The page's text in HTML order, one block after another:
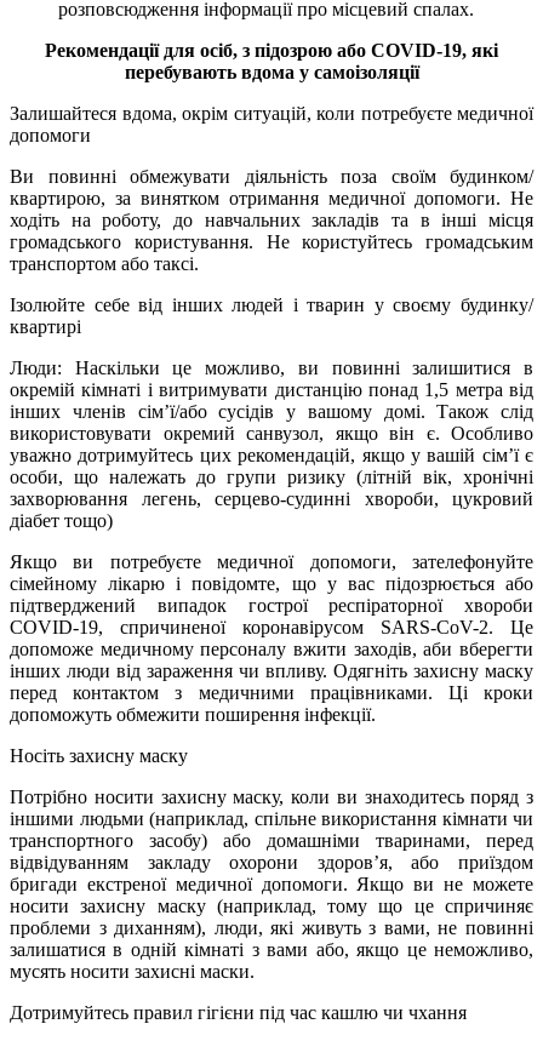
розповсюдження інформації про місцевий спалах.
Рекомендації для осіб, з підозрою або COVID-19, які
перебувають вдома у самоізоляції
Залишайтеся вдома, окрім ситуацій, коли потребуєте медичної
допомоги
Ви повинні обмежувати діяльність поза своїм будинком/
квартирою, за винятком отримання медичної допомоги. Не
ходіть на роботу, до навчальних закладів та в інші місця
громадського користування. Не користуйтесь громадським
транспортом або таксі.
Ізолюйте себе від інших людей і тварин у своєму будинку/
квартирі
Люди: Наскільки це можливо, ви повинні залишитися в
окремій кімнаті і витримувати дистанцію понад 1,5 метра від
інших членів сім’ї/або сусідів у вашому домі. Також слід
використовувати окремий санвузол, якщо він є. Особливо
уважно дотримуйтесь цих рекомендацій, якщо у вашій сім’ї є
особи, що належать до групи ризику (літній вік, хронічні
захворювання легень, серцево-судинні хвороби, цукровий
діабет тощо)
Якщо ви потребуєте медичної допомоги, зателефонуйте
сімейному лікарю і повідомте, що у вас підозрюється або
підтверджений випадок гострої респіраторної хвороби
COVID-19, спричиненої коронавірусом SARS-CoV-2. Це
допоможе медичному персоналу вжити заходів, аби вберегти
інших люди від зараження чи впливу. Одягніть захисну маску
перед контактом з медичними працівниками. Ці кроки
допоможуть обмежити поширення інфекції.
Носіть захисну маску
Потрібно носити захисну маску, коли ви знаходитесь поряд з
іншими людьми (наприклад, спільне використання кімнати чи
транспортного засобу) або домашніми тваринами, перед
відвідуванням закладу охорони здоров’я, або приїздом
бригади екстреної медичної допомоги. Якщо ви не можете
носити захисну маску (наприклад, тому що це спричиняє
проблеми з диханням), люди, які живуть з вами, не повинні
залишатися в одній кімнаті з вами або, якщо це неможливо,
мусять носити захисні маски.
Дотримуйтесь правил гігієни під час кашлю чи чхання